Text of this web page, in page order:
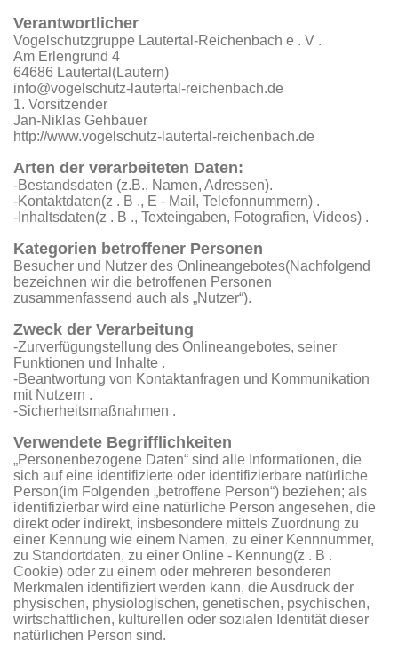
Verantwortlicher
Vogelschutzgruppe Lautertal-Reichenbach e . V .
Am Erlengrund 4
64686 Lautertal(Lautern)
info@vogelschutz-lautertal-reichenbach.de
1. Vorsitzender
Jan-Niklas Gehbauer
http://www.vogelschutz-lautertal-reichenbach.de
Arten der verarbeiteten Daten:
-Bestandsdaten (z.B., Namen, Adressen).
-Kontaktdaten(z . B ., E - Mail, Telefonnummern) .
-Inhaltsdaten(z . B ., Texteingaben, Fotografien, Videos) .
Kategorien betroffener Personen
Besucher und Nutzer des Onlineangebotes(Nachfolgend
bezeichnen wir die betroffenen Personen
zusammenfassend auch als „Nutzer“).
Zweck der Verarbeitung
-Zurverfügungstellung des Onlineangebotes, seiner
Funktionen und Inhalte .
-Beantwortung von Kontaktanfragen und Kommunikation
mit Nutzern .
-Sicherheitsmaßnahmen .
Verwendete Begrifflichkeiten
„Personenbezogene Daten“ sind alle Informationen, die
sich auf eine identifizierte oder identifizierbare natürliche
Person(im Folgenden „betroffene Person“) beziehen; als
identifizierbar wird eine natürliche Person angesehen, die
direkt oder indirekt, insbesondere mittels Zuordnung zu
einer Kennung wie einem Namen, zu einer Kennnummer,
zu Standortdaten, zu einer Online - Kennung(z . B .
Cookie) oder zu einem oder mehreren besonderen
Merkmalen identifiziert werden kann, die Ausdruck der
physischen, physiologischen, genetischen, psychischen,
wirtschaftlichen, kulturellen oder sozialen Identität dieser
natürlichen Person sind.